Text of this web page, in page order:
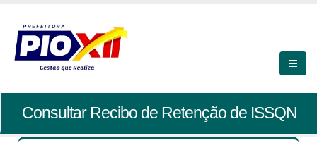
Consultar Recibo de Retenção de ISSQN